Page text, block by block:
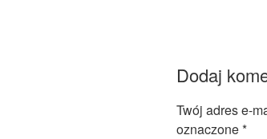
Dodaj
Twój adres e-
oznaczone*